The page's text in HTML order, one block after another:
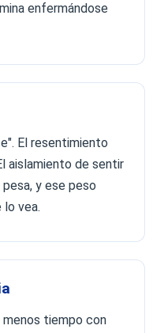
enfermándose
El resentimiento
aislamiento de sentir
y ese peso
lo vea.
menos tiempo con